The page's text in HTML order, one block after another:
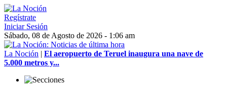
Regístrate
Iniciar Sesión
Sábado, 08 de Agosto de 2026 - 1:06 am
La Noción | El aeropuerto de Teruel inaugura una nave de
5.000 metros y...